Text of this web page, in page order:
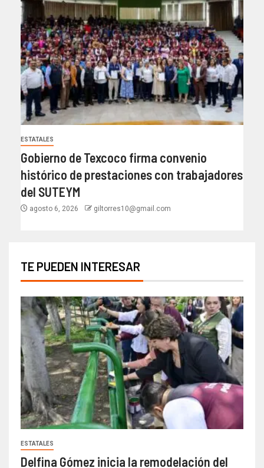
ESTATALES
Gobierno de Texcoco firma convenio
histórico de prestaciones con trabajadores
del SUTEYM
agosto 6, 2026 giltorres10@gmail.com
TE PUEDEN INTERESAR
ESTATALES
Delfina Gómez inicia la remodelación del